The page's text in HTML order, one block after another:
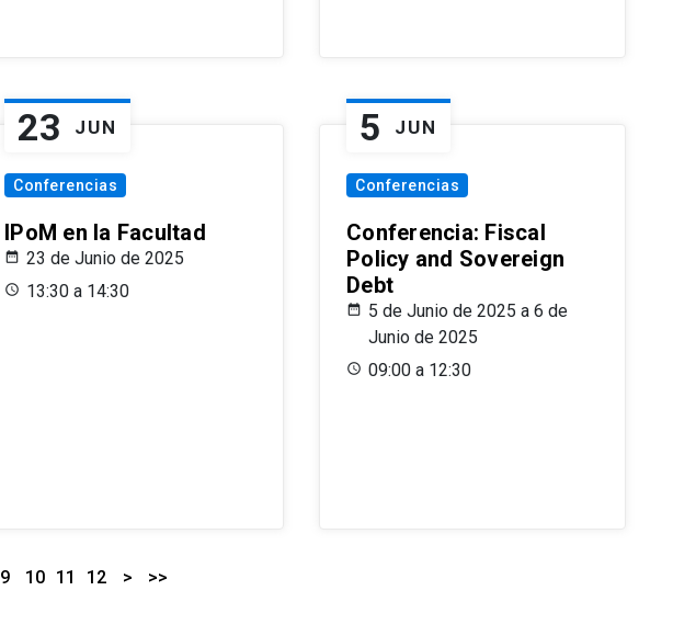
23 JUN
Conferencias
IPoM en la Facultad
23 de Junio de 2025
13:30 a 14:30
5 JUN
Conferencias
Conferencia: Fiscal
Policy and Sovereign
Debt
5 de Junio de 2025 a 6 de
Junio de 2025
09:00 a 12:30
9 10 11 12 > >>